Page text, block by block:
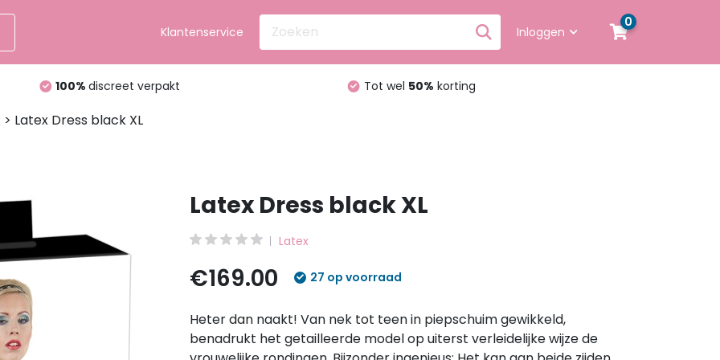
Klantenservice Inloggen
0
100%discreet verpakt Tot wel50%korting
> Latex Dress black XL
Latex Dress black XL
Latex
€169.00 27 op voorraad
Heter dan naakt! Van nek tot teen in piepschuim gewikkeld,
benadrukt het getailleerde model op uiterst verleidelijke wijze de